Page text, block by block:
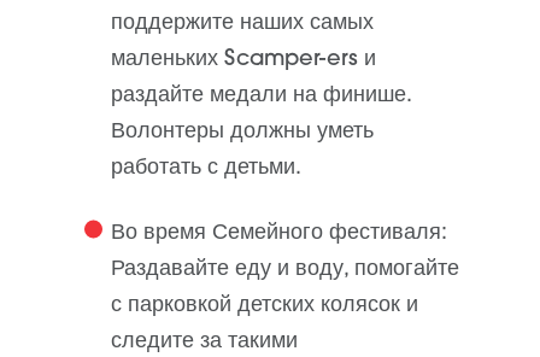
поддержите наших самых
маленьких Scamper-ers и
раздайте медали на финише.
Волонтеры должны уметь
работать с детьми.
Во время Семейного фестиваля:
Раздавайте еду и воду, помогайте
с парковкой детских колясок и
следите за такими